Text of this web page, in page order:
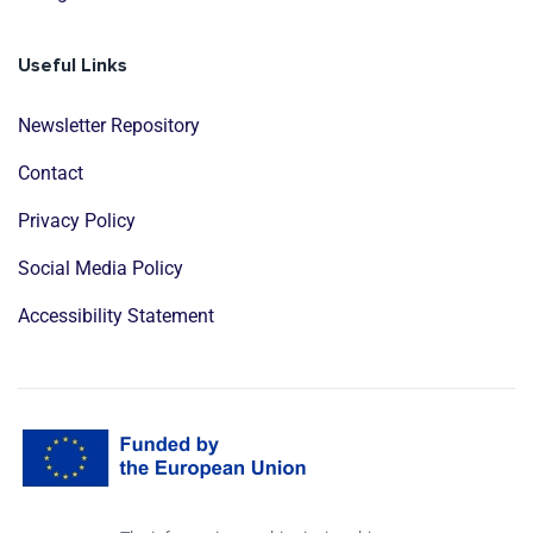
Useful Links
Newsletter Repository
Contact
Privacy Policy
Social Media Policy
Accessibility Statement